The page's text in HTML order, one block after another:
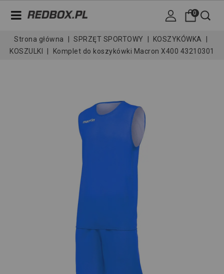
0
Strona główna SPRZĘT SPORTOWY
KOSZYKÓWKA
KOSZULKI
Komplet do koszykówki Macron X400 43210301